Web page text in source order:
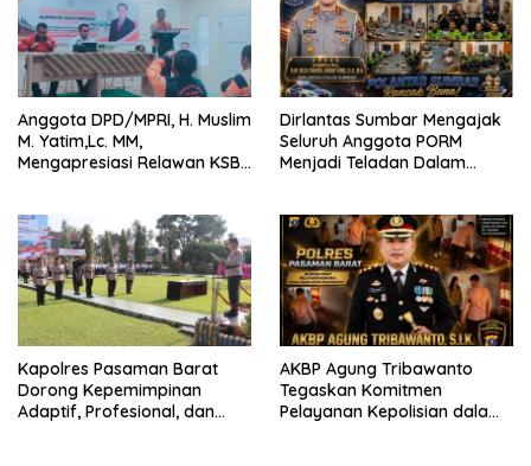
Anggota DPD/MPRI, H. Muslim
M. Yatim,Lc. MM,
Mengapresiasi Relawan KSB
Bencana
Dirlantas Sumbar Mengajak
Seluruh Anggota PORM
Menjadi Teladan Dalam
Perlengkapan Keselamatan
Berkendara
Kapolres Pasaman Barat
Dorong Kepemimpinan
Adaptif, Profesional, dan
AKBP Agung Tribawanto
Tegaskan Komitmen
Pelayanan Kepolisian dalam